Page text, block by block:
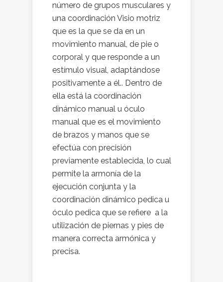
número de grupos musculares y
una coordinación Visio motriz
que es la que se da en un
movimiento manual, de pie o
corporal y que responde a un
estímulo visual, adaptándose
positivamente a él.. Dentro de
ella está la coordinación
dinámico manual u óculo
manual que es el movimiento
de brazos y manos que se
efectúa con precisión
previamente establecida, lo cual
permite la armonía de la
ejecución conjunta y la
coordinación dinámico pedica u
óculo pedica que se refiere a la
utilización de piernas y pies de
manera correcta armónica y
precisa.